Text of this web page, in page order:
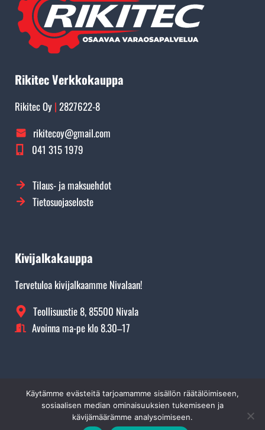
Yli 300€ ostoksille ilmainen toimitus!
Rikitec Verkkokauppa
Rikitec Oy | 2827622-8
rikitecoy@gmail.com
041 315 1979
Tilaus- ja maksuehdot
Tietosuojaseloste
Kivijalkakauppa
Tervetuloa kivijalkaamme Nivalaan!
Teollisuustie 8, 85500 Nivala
Avoinna ma-pe klo 8.30–17
Rikitec Oy 2026. Kaikki oikeudet pidätetään.
Käytämme evästeitä tarjoamamme sisällön räätälöimiseen,
sosiaalisen median ominaisuuksien tukemiseen ja
kävijämäärämme analysoimiseen.